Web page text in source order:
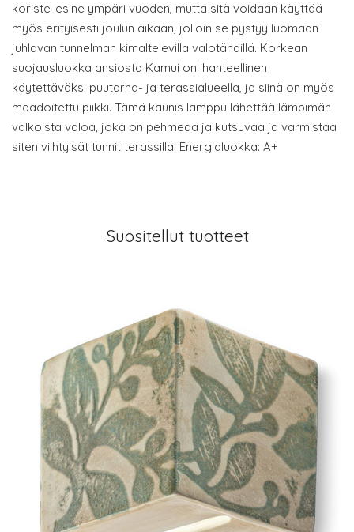
koriste-esine ympäri vuoden, mutta sitä voidaan käyttää
myös erityisesti joulun aikaan, jolloin se pystyy luomaan
juhlavan tunnelman kimaltelevilla valotähdillä. Korkean
suojausluokka ansiosta Kamui on ihanteellinen
käytettäväksi puutarha- ja terassialueella, ja siinä on myös
maadoitettu piikki. Tämä kaunis lamppu lähettää lämpimän
valkoista valoa, joka on pehmeää ja kutsuvaa ja varmistaa
siten viihtyisät tunnit terassilla. Energialuokka: A+
Suositellut tuotteet